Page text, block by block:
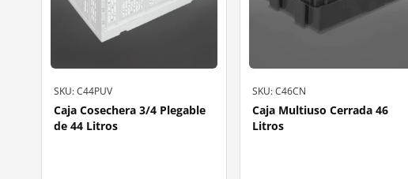
SKU: C44PUV
Caja Cosechera 3/4 Plegable
de 44 Litros
SKU: C46CN
Caja Multiuso Cerrada 46
Litros